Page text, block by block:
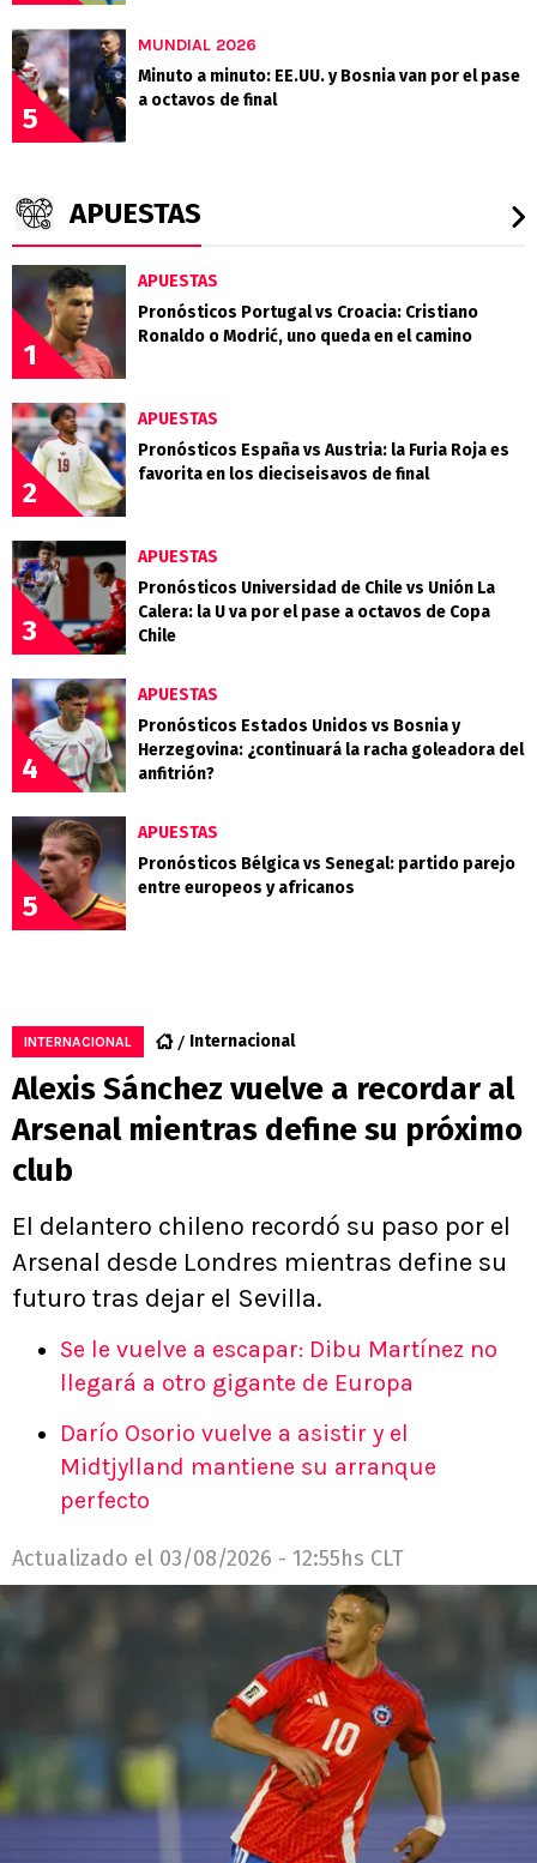
5
MUNDIAL 2026
Minuto a minuto: EE.UU. y Bosnia van por el pase
a octavos de final
APUESTAS
1
APUESTAS
Pronósticos Portugal vs Croacia: Cristiano
Ronaldo o Modrić, uno queda en el camino
2
APUESTAS
Pronósticos España vs Austria: la Furia Roja es
favorita en los dieciseisavos de final
3
APUESTAS
Pronósticos Universidad de Chile vs Unión La
Calera: la U va por el pase a octavos de Copa
Chile
4
APUESTAS
Pronósticos Estados Unidos vs Bosnia y
Herzegovina: ¿continuará la racha goleadora del
anfitrión?
5
APUESTAS
Pronósticos Bélgica vs Senegal: partido parejo
entre europeos y africanos
INTERNACIONAL Internacional
Alexis Sánchez vuelve a recordar al
Arsenal mientras define su próximo
club
El delantero chileno recordó su paso por el
Arsenal desde Londres mientras define su
futuro tras dejar el Sevilla.
Se le vuelve a escapar: Dibu Martínez no
llegará a otro gigante de Europa
Darío Osorio vuelve a asistir y el
Midtjylland mantiene su arranque
perfecto
Actualizado el 03/08/2026 - 12:55hs CLT